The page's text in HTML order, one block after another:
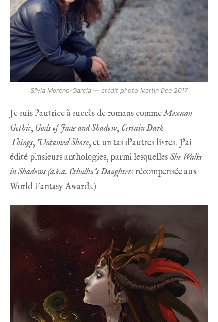
Silvia Moreno-Garcia — crédit photo Martin Dee 2017
Je suis l’autrice à succès de romans commeMexican
Gothic, Gods of Jade and Shadow, Certain Dark
Things, Untamed Shore, et un tas d’autres livres. J’ai
édité plusieurs anthologies, parmi lesquellesShe Walks
in Shadows (a.k.a. Cthulhu’s Daughtersrécompensée aux
World Fantasy Awards.)